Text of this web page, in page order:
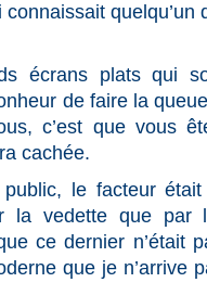
écrans plats qui
de faire la
c’est que vous
cachée.
le facteur
vedette que par
ce dernier n’était
que je n’arrive